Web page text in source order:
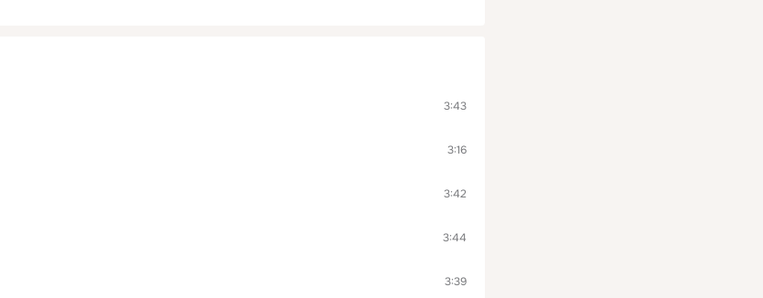
3:43
3:16
3:42
3:44
3:39